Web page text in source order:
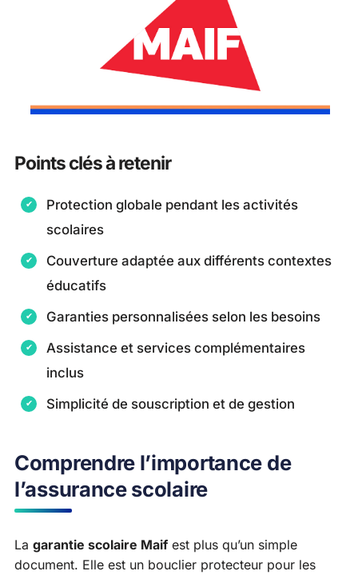
Points clés à retenir
Protection globale pendant les activités
scolaires
Couverture adaptée aux différents contextes
éducatifs
Garanties personnalisées selon les besoins
Assistance et services complémentaires
inclus
Simplicité de souscription et de gestion
Comprendre l’importance de
l’assurance scolaire
La garantie scolaire Maif est plus qu’un simple
document. Elle est un bouclier protecteur pour les